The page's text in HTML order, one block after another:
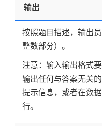
输出
按照题目描述，输出
整数部分）。
注意：输入输出格式
输出任何与答案无关
提示信息，或者在数
行。